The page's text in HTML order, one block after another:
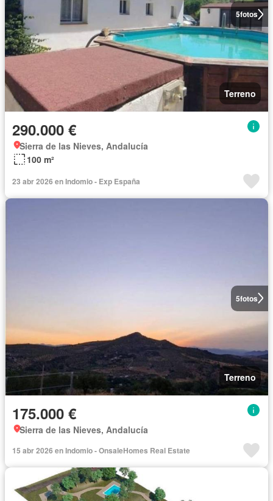
5fotos
Terreno
290.000 €
Sierra de las Nieves, Andalucía
100 m²
23 abr 2026 en Indomio - Exp España
5fotos
Terreno
175.000 €
Sierra de las Nieves, Andalucía
15 abr 2026 en Indomio - OnsaleHomes Real Estate